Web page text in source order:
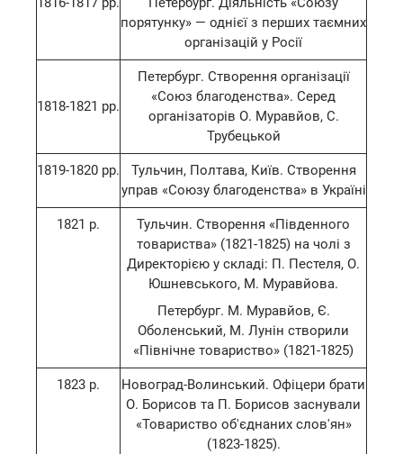
порятунку» — однієї з перших таємних
організацій у Росії
1818-1821 рр.
Петербург. Створення організації
«Союз благоденства». Серед
організаторів О. Муравйов, С.
Трубецькой
1819-1820 рр.
Тульчин, Полтава, Київ. Створення
управ «Союзу благоденства» в Україні
1821 р.
Тульчин. Створення «Південного
товариства» (1821-1825) на чолі з
Директорією у складі: П. Пестеля, О.
Юшневського, М. Муравйова.
Петербург. М. Муравйов, Є.
Оболенський, М. Лунін створили
«Північне товариство» (1821-1825)
1823 р.
Новоград-Волинський. Офіцери брати
О. Борисов та П. Борисов заснували
«Товариство об'єднаних слов'ян»
(1823-1825).